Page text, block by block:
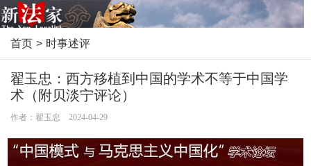
首页 > 时事述评
翟玉忠：西方移植到中国的学术不等于中国学
术（附贝淡宁评论）
作者：翟玉忠 2024-04-29